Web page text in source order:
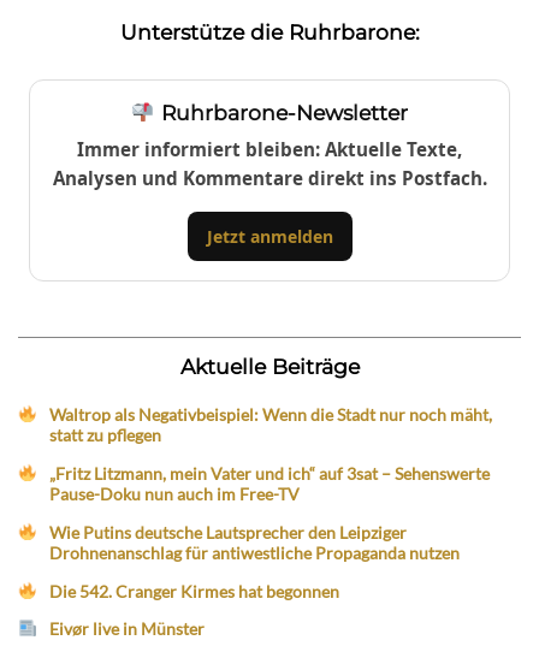
Unterstütze die Ruhrbarone:
Ruhrbarone-Newsletter
Immer informiert bleiben: Aktuelle Texte,
Analysen und Kommentare direkt ins Postfach.
Jetzt anmelden
Aktuelle Beiträge
Waltrop als Negativbeispiel: Wenn die Stadt nur noch mäht,
statt zu pflegen
„Fritz Litzmann, mein Vater und ich“ auf 3sat – Sehenswerte
Pause-Doku nun auch im Free-TV
Wie Putins deutsche Lautsprecher den Leipziger
Drohnenanschlag für antiwestliche Propaganda nutzen
Die 542. Cranger Kirmes hat begonnen
Eivør live in Münster